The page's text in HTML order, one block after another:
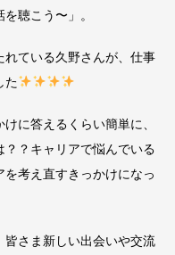
聴こう〜」。
ている久野さんが、仕事
た
に答えるくらい簡単に、
？キャリアで悩んでいる
考え直すきっかけになっ
さま新しい出会いや交流